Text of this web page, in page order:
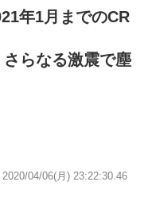
年1月までのCR
らなる激震で塵
2020/04/06(月) 23:22:30.46